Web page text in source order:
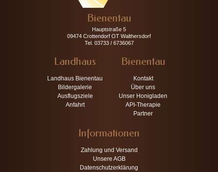
Bienentau
Hauptstraße 5
09474 Crottendorf OT Walthersdorf
Tel. 03733 / 6736067
Landhaus
Landhaus Bienentau
Bildergalerie
Ausflugsziele
Anfahrt
Bienentau
Kontakt
Über uns
Unser Honigladen
API-Therapie
Partner
Informationen
Zahlung und Versand
Unsere AGB
Datenschutzerklärung